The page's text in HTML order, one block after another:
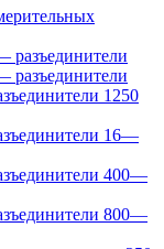
разъединители
разъединители
1250
16—
400—
800—